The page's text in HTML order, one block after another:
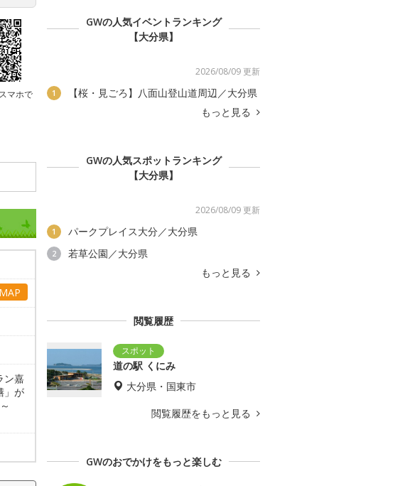
マホで
MAP
ン嘉
」が
GWの人気イベントランキング
【大分県】
2026/08/09 更新
1
【桜・見ごろ】八面山登山道周辺／大分県
もっと見る
GWの人気スポットランキング
【大分県】
2026/08/09 更新
1 パークプレイス大分／大分県
2
若草公園／大分県
もっと見る
閲覧履歴
道の駅 くにみ
大分県・国東市
閲覧履歴をもっと見る
GWのおでかけをもっと楽しむ